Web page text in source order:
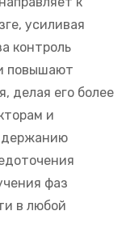
усиливая
контроль
повышают
делая его более
и
фаз
в любой